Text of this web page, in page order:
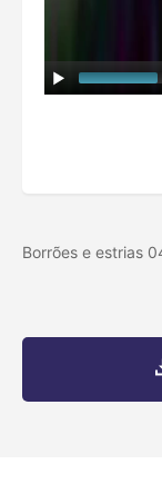
Borrões e estrias